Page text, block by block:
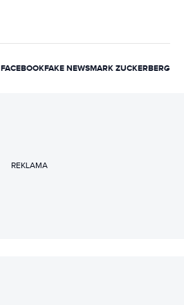
FACEBOOKFAKE NEWSMARK ZUCKERBERG
REKLAMA